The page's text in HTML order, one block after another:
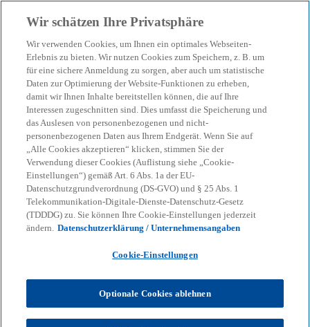
menu search
IT Sourcing Advisory:
Ecosystem & Sourcing
Unsere Berater unterstützen Sie dabei, individuelle
IT-Sourcing-Strategien zu entwickeln und passende
Partner-Ökosysteme ausfindig zu machen
KPMG Dienstleistungen Advisory
Consulting
vereinfachen, Kosten strukturell reduzieren und
gleichzeitig in neue Märkte und Services
investieren. Partner-Ökosysteme reduzieren die
Wir schätzen Ihre Privatsphäre
Wir verwenden Cookies, um Ihnen ein optimales Webseiten-
Erlebnis zu bieten. Wir nutzen Cookies zum Speichern, z. B. um
für eine sichere Anmeldung zu sorgen, aber auch um statistische
Daten zur Optimierung der Website-Funktionen zu erheben,
damit wir Ihnen Inhalte bereitstellen können, die auf Ihre
Interessen zugeschnitten sind. Dies umfasst die Speicherung und
das Auslesen von personenbezogenen und nicht-
personenbezogenen Daten aus Ihrem Endgerät. Wenn Sie auf
„Alle Cookies akzeptieren“ klicken, stimmen Sie der
Verwendung dieser Cookies (Auflistung siehe „Cookie-
Einstellungen“) gemäß Art. 6 Abs. 1a der EU-
Datenschutzgrundverordnung (DS-GVO) und § 25 Abs. 1
Telekommunikation-Digitale-Dienste-Datenschutz-Gesetz
(TDDDG) zu. Sie können Ihre Cookie-Einstellungen jederzeit
ändern. Datenschutzerklärung / Unternehmensangaben
Cookie-Einstellungen
Optionale Cookies ablehnen